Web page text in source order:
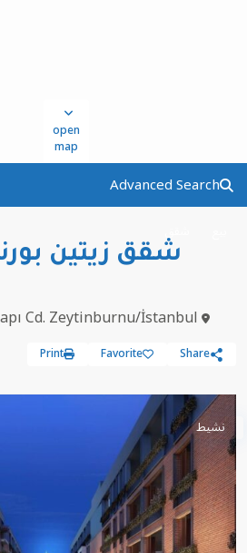
open
map
Advanced Search
شقق
شقق زيتين بورنو
Share
Favorite
Print
نشيط